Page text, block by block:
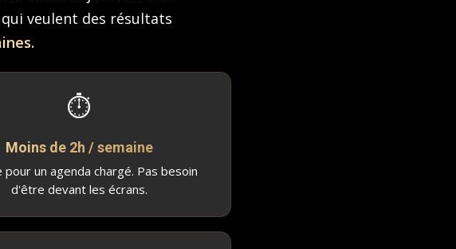
veulent des résultats
⏱
Moins de 2h / semaine
pour un agenda chargé. Pas besoin
d'être devant les écrans.